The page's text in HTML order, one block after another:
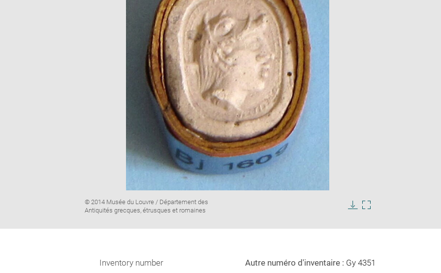
Image
caption:
© 2014 Musée du Louvre / Département des
Antiquités grecques, étrusques et romaines
Inventory number Autre numéro d'inventaire : Gy 4351